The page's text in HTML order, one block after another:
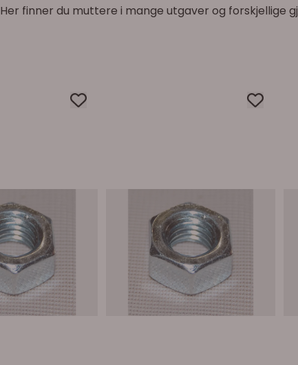
Her finner du muttere i mange utgaver og forskjellige